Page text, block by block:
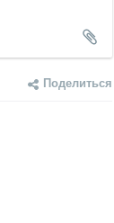
Поделиться